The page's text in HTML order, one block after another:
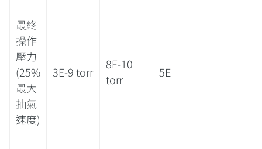
最終
操作
壓力
(25%
最大
抽氣
速度)
3E-9 torr
8E-10
torr
5E-8 torr